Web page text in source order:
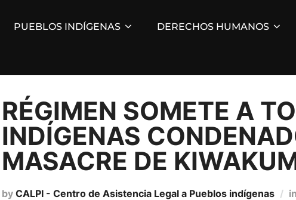
PUEBLOS INDÍGENAS DERECHOS HUMANOS
RÉGIMEN SOMETE A
INDÍGENAS
MASACRE DE
byCALPI - Centro de Asistencia Legal a Pueblos indígenas